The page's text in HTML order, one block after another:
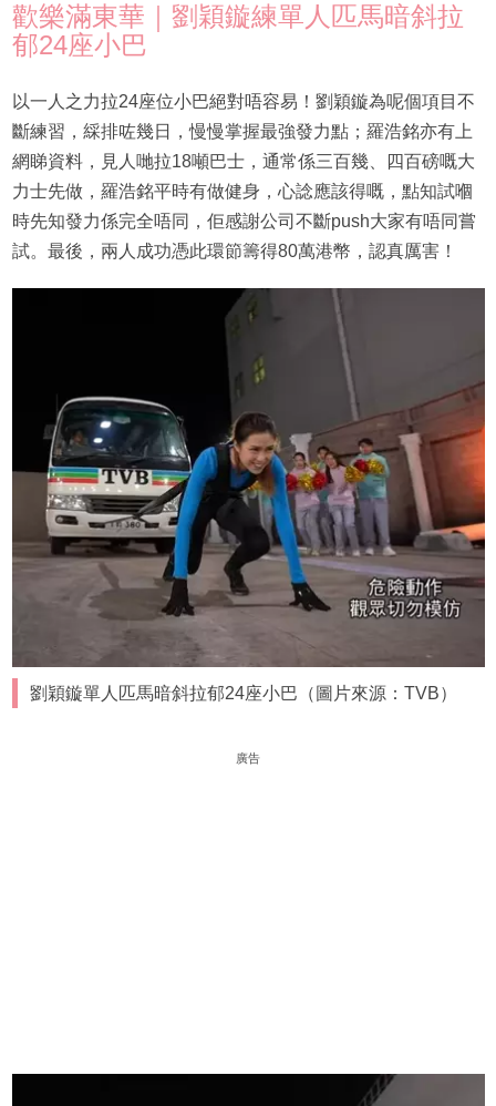
歡樂滿東華｜劉穎鏇練單人匹馬暗斜拉
郁24座小巴
以一人之力拉24座位小巴絕對唔容易！劉穎鏇為呢個項目不
斷練習，綵排咗幾日，慢慢掌握最強發力點；羅浩銘亦有上
網睇資料，見人哋拉18噸巴士，通常係三百幾、四百磅嘅大
力士先做，羅浩銘平時有做健身，心諗應該得嘅，點知試嗰
時先知發力係完全唔同，佢感謝公司不斷push大家有唔同嘗
試。最後，兩人成功憑此環節籌得80萬港幣，認真厲害！
劉穎鏇單人匹馬暗斜拉郁24座小巴（圖片來源：TVB）
廣告